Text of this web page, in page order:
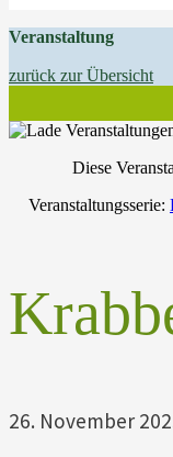
Veranstaltung
zurück zur Übersicht
Diese
Veranstaltungsserie:
26. November